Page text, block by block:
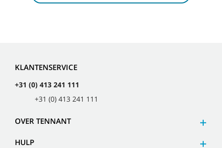
KLANTENSERVICE
+31 (0) 413 241 111
+31 (0) 413 241 111
OVER TENNANT
HULP